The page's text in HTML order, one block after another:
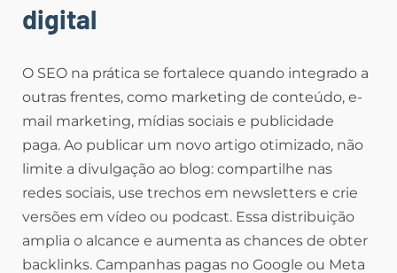
digital
O SEO na prática se fortalece quando integrado a
outras frentes, como marketing de conteúdo, e-
mail marketing, mídias sociais e publicidade
paga. Ao publicar um novo artigo otimizado, não
limite a divulgação ao blog: compartilhe nas
redes sociais, use trechos em newsletters e crie
versões em vídeo ou podcast. Essa distribuição
amplia o alcance e aumenta as chances de obter
backlinks. Campanhas pagas no Google ou Meta